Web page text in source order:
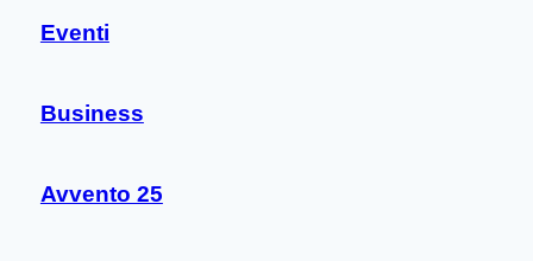
Eventi
Business
Avvento 25